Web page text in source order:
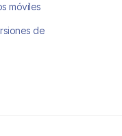
móviles
de